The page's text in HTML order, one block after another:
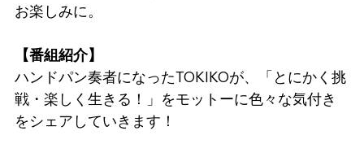
お楽しみに。
【番組紹介】
ハンドパン奏者になったTOKIKOが、「とにかく挑
戦・楽しく生きる！」をモットーに色々な気付き
をシェアしていきます！